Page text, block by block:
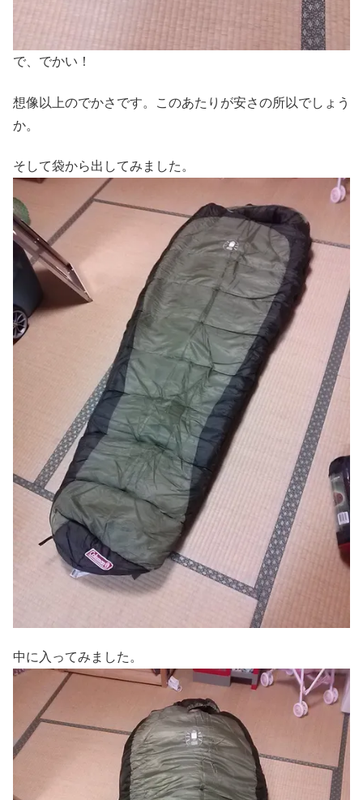
で、でかい！
想像以上のでかさです。このあたりが安さの所以でしょう
か。
そして袋から出してみました。
中に入ってみました。